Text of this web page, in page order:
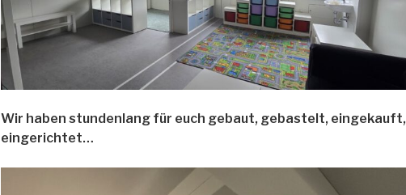
Wir haben stundenlang für euch gebaut, gebastelt, eingekauft,
eingerichtet…